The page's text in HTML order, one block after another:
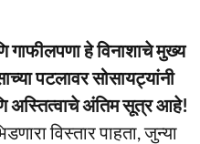
गाफीलपणा हे विनाशाचे मुख्य
पटलावर सोसायट्यांनी
अस्तित्वाचे अंतिम सूत्र आहे!
विस्तार पाहता, जुन्या